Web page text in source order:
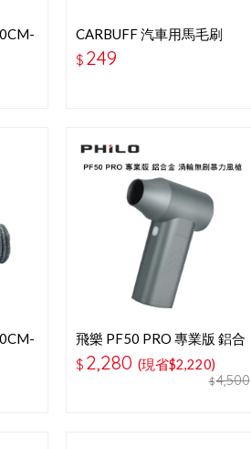
CARBUFF 汽車用馬毛刷
MH-8089
$ 249
飛樂 PF50 PRO 專業版 鋁合
金 渦輪無刷暴力風槍
$ 2,280 (現省$2,220)
$4,500